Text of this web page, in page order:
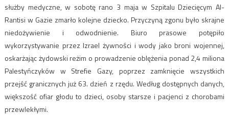
służby medyczne, w sobotę rano 3 maja w Szpitalu Dziecięcym Al-
Rantisi w Gazie zmarło kolejne dziecko. Przyczyną zgonu było skrajne
niedożywienie i odwodnienie. Biuro prasowe potępiło
wykorzystywanie przez Izrael żywności i wody jako broni wojennej,
oskarżając żydowski reżim o prowadzenie oblężenia ponad 2,4 miliona
Palestyńczyków w Strefie Gazy, poprzez zamknięcie wszystkich
przejść granicznych już 63. dzień z rzędu. Według dostępnych danych,
większość ofiar głodu to dzieci, osoby starsze i pacjenci z chorobami
przewlekłymi.